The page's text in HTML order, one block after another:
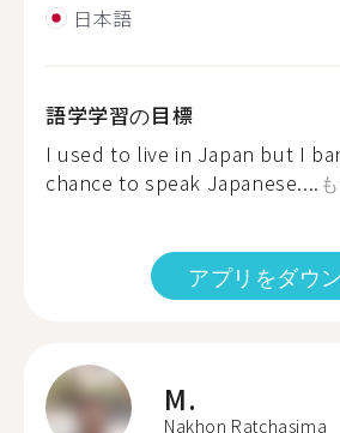
日本語
語学学習の目標
I used to live in Japan but I
chance to speak Japanese....
アプリをダウ
M.
Nakhon Ratchasima